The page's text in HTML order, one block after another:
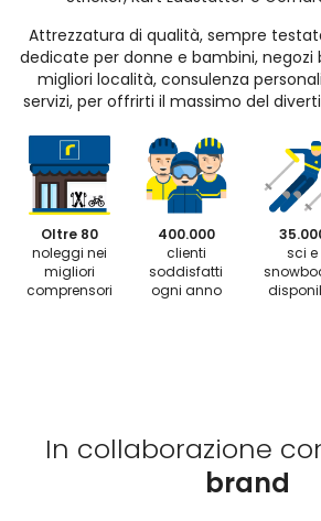
Attrezzatura di qualità, sempre
dedicate per donne e bambini, negozi
migliori località, consulenza
servizi, per offrirti il massimo del
Oltre 80
noleggi nei
migliori
comprensori
400.000
clienti
soddisfatti
ogni anno
sci e
In collaborazione
brand